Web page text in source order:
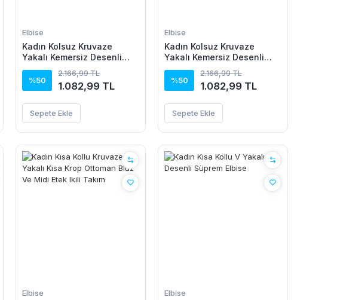
Elbise
Kadın Kolsuz Kruvaze
Yakalı Kemersiz Desenli
Uzun Süprem Elbise
%50
2.166,99 TL
1.082,99 TL
Sepete Ekle
Elbise
Kadın Kolsuz Kruvaze
Yakalı Kemersiz Desenli
Uzun Süprem Elbise
%50
2.166,99 TL
1.082,99 TL
Sepete Ekle
Elbise Elbise